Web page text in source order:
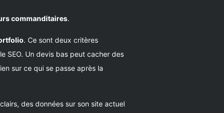
commanditaires.
. Ce sont deux critères
SEO. Un devis bas peut cacher des
sur ce qui se passe après la
des données sur son site actuel